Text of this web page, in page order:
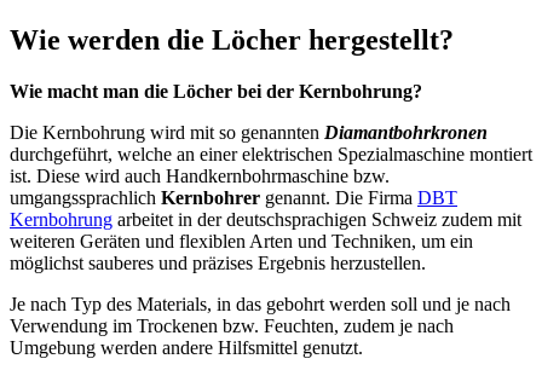
Wie werden die Löcher hergestellt?
Wie macht man die Löcher bei der Kernbohrung?
Die Kernbohrung wird mit so genannten Diamantbohrkronen
durchgeführt, welche an einer elektrischen Spezialmaschine montiert
ist. Diese wird auch Handkernbohrmaschine bzw.
umgangssprachlich Kernbohrer genannt. Die Firma DBT
Kernbohrung arbeitet in der deutschsprachigen Schweiz zudem mit
weiteren Geräten und flexiblen Arten und Techniken, um ein
möglichst sauberes und präzises Ergebnis herzustellen.
Je nach Typ des Materials, in das gebohrt werden soll und je nach
Verwendung im Trockenen bzw. Feuchten, zudem je nach
Umgebung werden andere Hilfsmittel genutzt.